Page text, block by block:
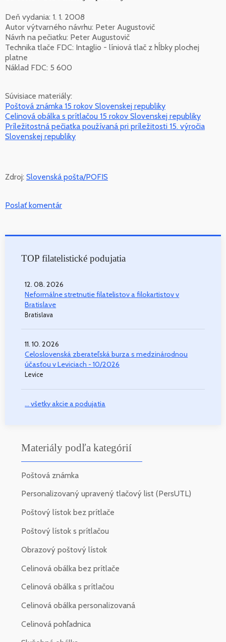
Deň vydania: 1. 1. 2008
Autor výtvarného návrhu: Peter Augustovič
Návrh na pečiatku: Peter Augustovič
Technika tlače FDC: Intaglio - líniová tlač z hĺbky plochej
platne
Náklad FDC: 5 600
Súvisiace materiály:
Poštová známka 15 rokov Slovenskej republiky
Celinová obálka s prítlačou 15 rokov Slovenskej republiky
Príležitostná pečiatka používaná pri príležitosti 15. výročia
Slovenskej republiky
Zdroj: Slovenská pošta/POFIS
Poslať komentár
TOP filatelistické podujatia
12. 08. 2026
Neformálne stretnutie filatelistov a filokartistov v
Bratislave
Bratislava
11. 10. 2026
Celoslovenská zberateľská burza s medzinárodnou
účasťou v Leviciach - 10/2026
Levice
... všetky akcie a podujatia
Materiály podľa kategórií
Poštová známka
Personalizovaný upravený tlačový list (PersUTL)
Poštový lístok bez prítlače
Poštový lístok s prítlačou
Obrazový poštový lístok
Celinová obálka bez prítlače
Celinová obálka s prítlačou
Celinová obálka personalizovaná
Celinová pohľadnica